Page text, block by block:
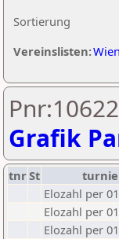
Sortierung
Vereinslisten:Wien
Grafik
tnrSt
Elozahl per
Elozahl per
Elozahl per